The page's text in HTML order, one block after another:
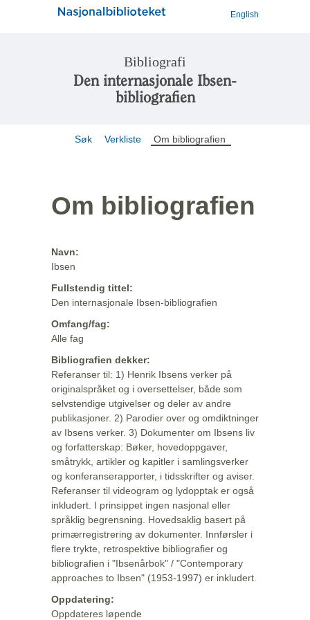
English
Bibliografi
Den internasjonale Ibsen-
bibliografien
Søk Verkliste Om bibliografien
Om bibliografien
Navn:
Ibsen
Fullstendig tittel:
Den internasjonale Ibsen-bibliografien
Omfang/fag:
Alle fag
Bibliografien dekker:
Referanser til: 1) Henrik Ibsens verker på
originalspråket og i oversettelser, både som
selvstendige utgivelser og deler av andre
publikasjoner. 2) Parodier over og omdiktninger
av Ibsens verker. 3) Dokumenter om Ibsens liv
og forfatterskap: Bøker, hovedoppgaver,
småtrykk, artikler og kapitler i samlingsverker
og konferanserapporter, i tidsskrifter og aviser.
Referanser til videogram og lydopptak er også
inkludert. I prinsippet ingen nasjonal eller
språklig begrensning. Hovedsaklig basert på
primærregistrering av dokumenter. Innførsler i
flere trykte, retrospektive bibliografier og
bibliografien i "Ibsenårbok" / "Contemporary
approaches to Ibsen" (1953-1997) er inkludert.
Oppdatering:
Oppdateres løpende